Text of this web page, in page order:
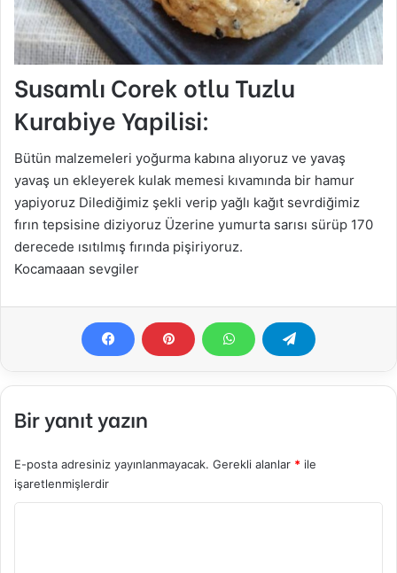
Susamlı Corek otlu Tuzlu
Kurabiye Yapilisi:
Bütün malzemeleri yoğurma kabına alıyoruz ve yavaş
yavaş un ekleyerek kulak memesi kıvamında bir hamur
yapiyoruz Dilediğimiz şekli verip yağlı kağıt sevrdiğimiz
fırın tepsisine diziyoruz Üzerine yumurta sarısı sürüp 170
derecede ısıtılmış fırında pişiriyoruz.
Kocamaaan sevgiler
Bir yanıt yazın
E-posta adresiniz yayınlanmayacak. Gerekli alanlar * ile
işaretlenmişlerdir